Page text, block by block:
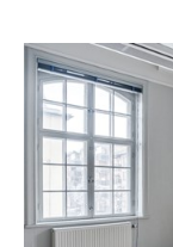
Storgatan 19 |